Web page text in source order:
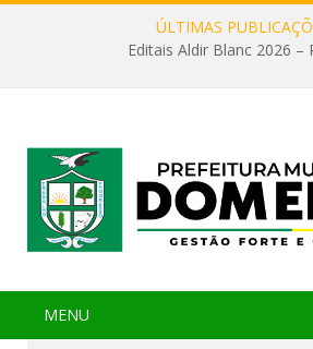
ÚLTIMAS
Editais Aldir Blanc 2026 –
MENU